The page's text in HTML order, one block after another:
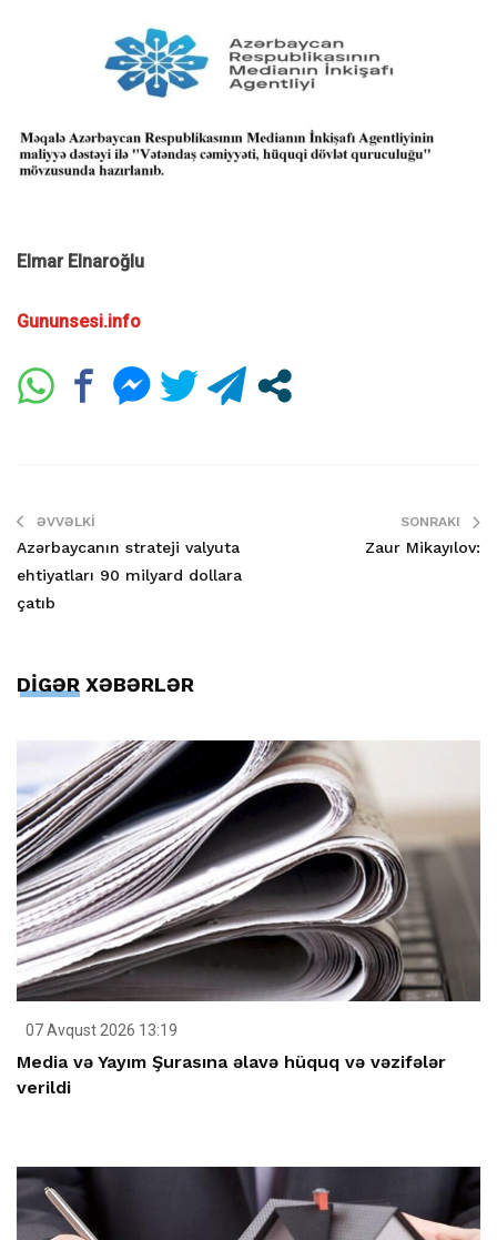
Elmar Elnaroğlu
Gununsesi.info
ƏVVƏLKI
Azərbaycanın strateji valyuta
ehtiyatları 90 milyard dollara
çatıb
SONRAKI
Zaur Mikayılov:
DİGƏR XƏBƏRLƏR
07 Avqust 2026 13:19
Media və Yayım Şurasına əlavə hüquq və vəzifələr
verildi